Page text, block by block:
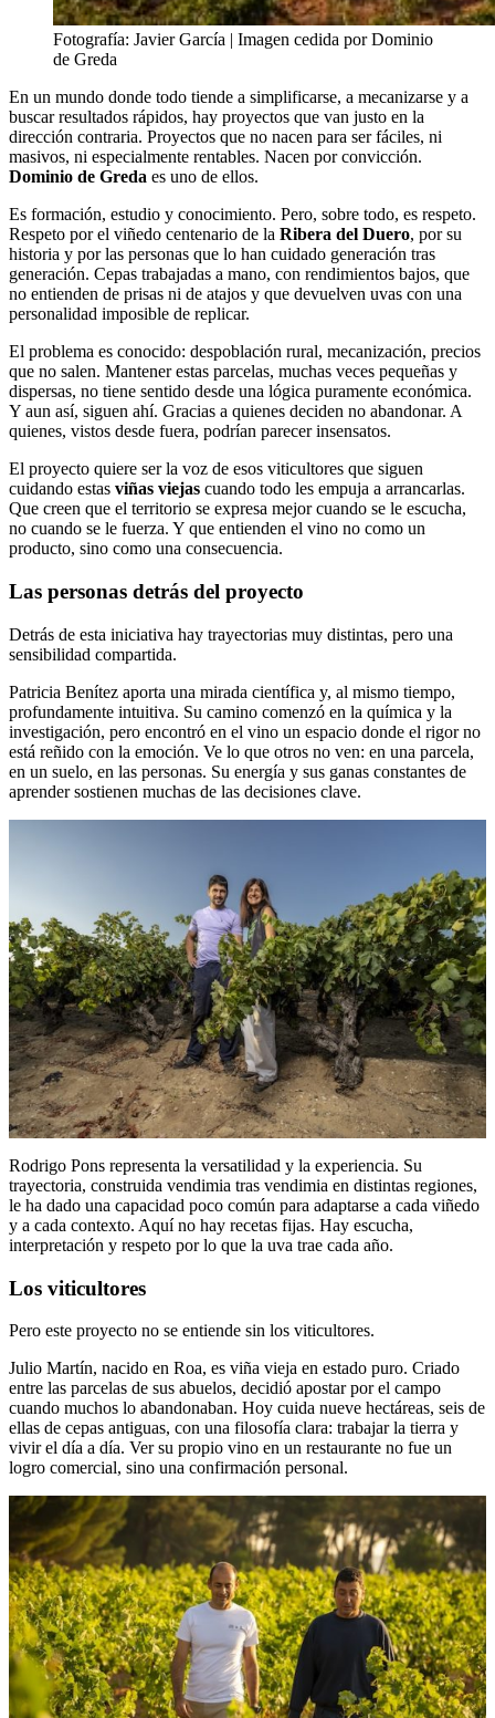
Fotografía: Javier García | Imagen cedida por Dominio
de Greda
En un mundo donde todo tiende a simplificarse, a mecanizarse y a
buscar resultados rápidos, hay proyectos que van justo en la
dirección contraria. Proyectos que no nacen para ser fáciles, ni
masivos, ni especialmente rentables. Nacen por convicción.
Dominio de Greda es uno de ellos.
Es formación, estudio y conocimiento. Pero, sobre todo, es respeto.
Respeto por el viñedo centenario de la Ribera del Duero, por su
historia y por las personas que lo han cuidado generación tras
generación. Cepas trabajadas a mano, con rendimientos bajos, que
no entienden de prisas ni de atajos y que devuelven uvas con una
personalidad imposible de replicar.
El problema es conocido: despoblación rural, mecanización, precios
que no salen. Mantener estas parcelas, muchas veces pequeñas y
dispersas, no tiene sentido desde una lógica puramente económica.
Y aun así, siguen ahí. Gracias a quienes deciden no abandonar. A
quienes, vistos desde fuera, podrían parecer insensatos.
El proyecto quiere ser la voz de esos viticultores que siguen
cuidando estas viñas viejas cuando todo les empuja a arrancarlas.
Que creen que el territorio se expresa mejor cuando se le escucha,
no cuando se le fuerza. Y que entienden el vino no como un
producto, sino como una consecuencia.
Las personas detrás del proyecto
Detrás de esta iniciativa hay trayectorias muy distintas, pero una
sensibilidad compartida.
Patricia Benítez aporta una mirada científica y, al mismo tiempo,
profundamente intuitiva. Su camino comenzó en la química y la
investigación, pero encontró en el vino un espacio donde el rigor no
está reñido con la emoción. Ve lo que otros no ven: en una parcela,
en un suelo, en las personas. Su energía y sus ganas constantes de
aprender sostienen muchas de las decisiones clave.
Rodrigo Pons representa la versatilidad y la experiencia. Su
trayectoria, construida vendimia tras vendimia en distintas regiones,
le ha dado una capacidad poco común para adaptarse a cada viñedo
y a cada contexto. Aquí no hay recetas fijas. Hay escucha,
interpretación y respeto por lo que la uva trae cada año.
Los viticultores
Pero este proyecto no se entiende sin los viticultores.
Julio Martín, nacido en Roa, es viña vieja en estado puro. Criado
entre las parcelas de sus abuelos, decidió apostar por el campo
cuando muchos lo abandonaban. Hoy cuida nueve hectáreas, seis de
ellas de cepas antiguas, con una filosofía clara: trabajar la tierra y
vivir el día a día. Ver su propio vino en un restaurante no fue un
logro comercial, sino una confirmación personal.